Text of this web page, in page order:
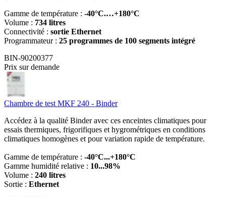
Gamme de température : -40°C.…+180°C
Volume : 734 litres
Connectivité : sortie Ethernet
Programmateur : 25 programmes de 100 segments intégré
BIN-90200377
Prix sur demande
Chambre de test MKF 240 - Binder
Accédez à la qualité Binder avec ces enceintes climatiques pour
essais thermiques, frigorifiques et hygrométriques en conditions
climatiques homogènes et pour variation rapide de température.
Gamme de température : -40°C...+180°C
Gamme humidité relative : 10...98%
Volume : 240 litres
Sortie : Ethernet